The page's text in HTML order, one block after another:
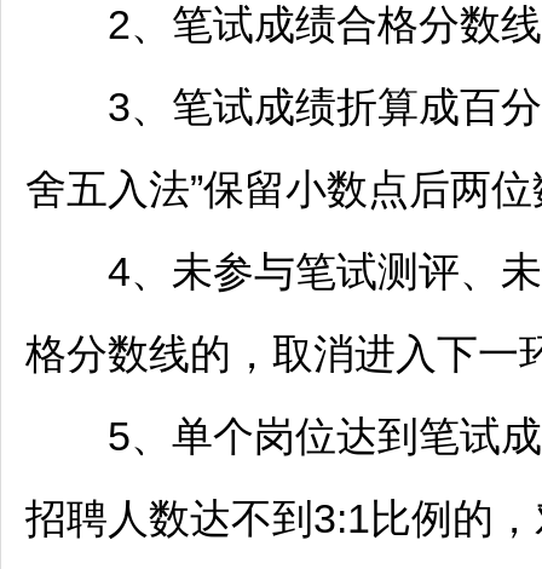
2、笔试成绩合格分数线
3、笔试成绩折算成百分
舍五入法”保留小数点后两
4、未参与笔试测评、未
格分数线的，取消进入下一
5、单个岗位达到笔试成
招聘人数达不到3:1比例的